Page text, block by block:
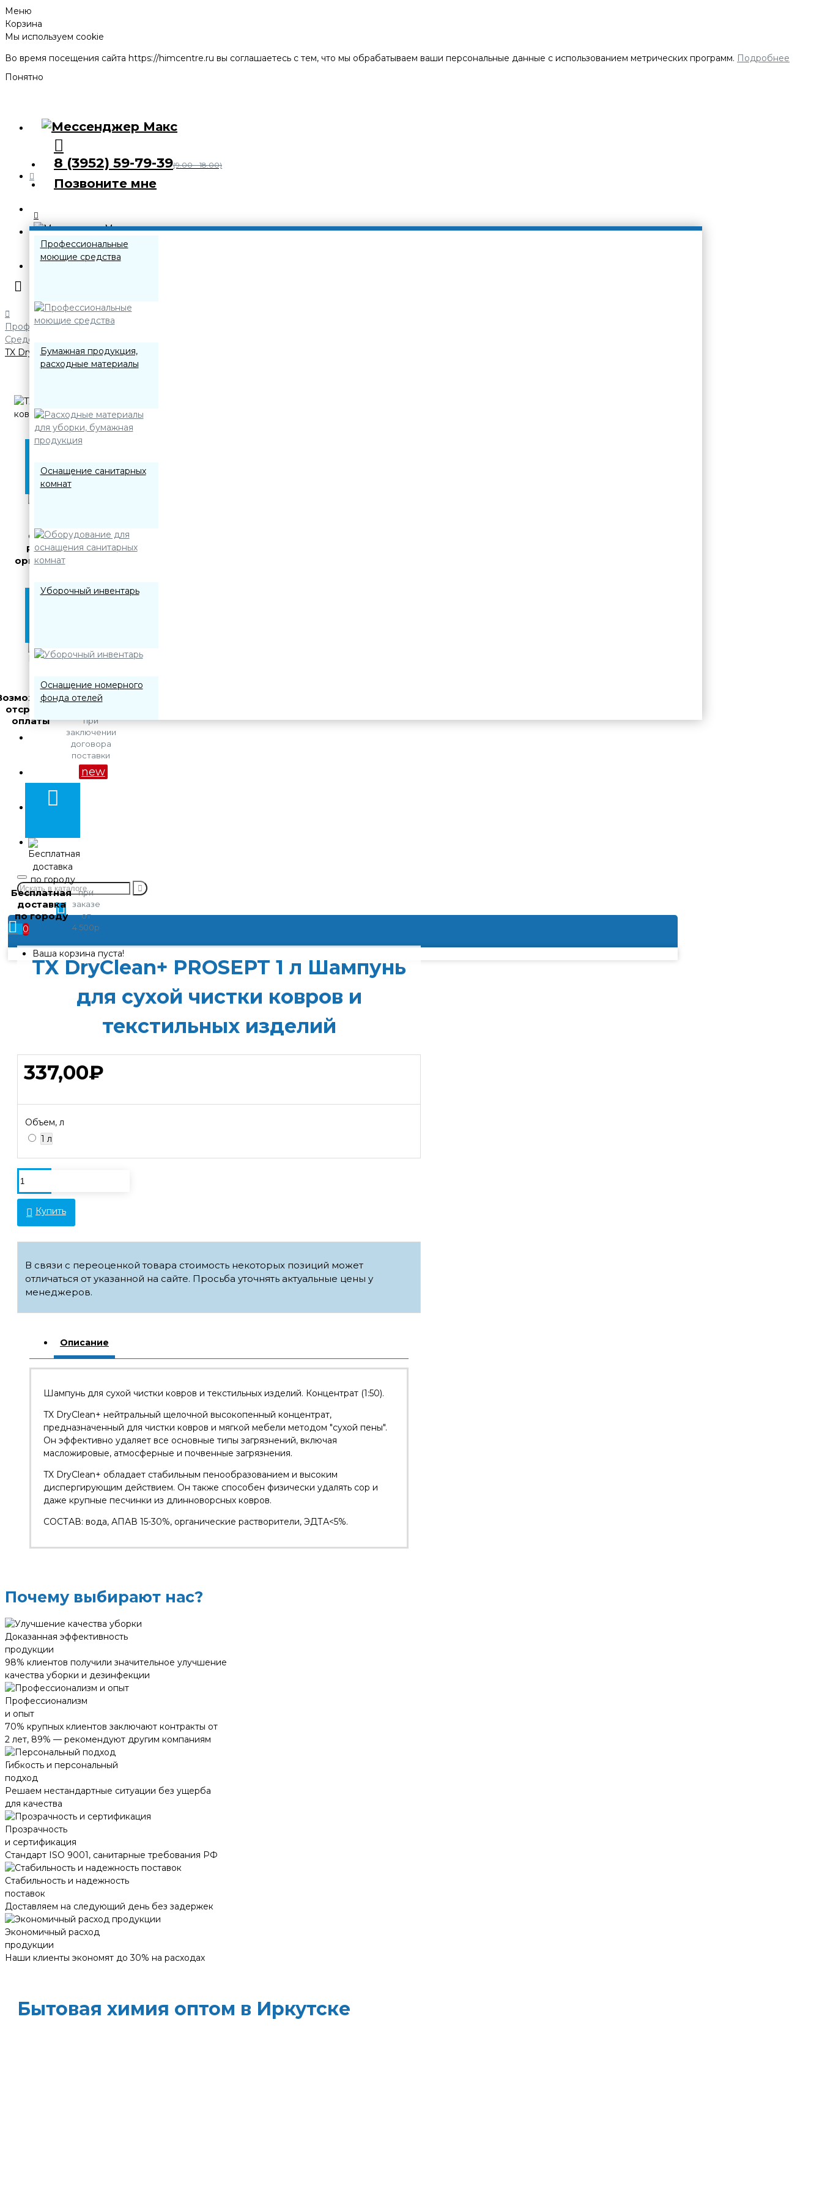
Меню
Корзина
Мы используем cookie
Во время посещения сайта https://himcentre.ru вы соглашаетесь с тем, что мы обрабатываем ваши персональные данные с использованием метрических программ. Подробнее
Понятно
8 (3952) 59-79-39(9.00 - 18.00)
Позвоните мне
Профессиональные
моющие средства
Бумажная продукция,
расходные материалы
Оснащение санитарных
комнат
Уборочный инвентарь
Оснащение номерного
фонда отелей
Дозирующие системы
О компании
new
Оплата и доставка
Контакты
Личный
кабинет
0
Ваша корзина пуста!
8 (3952) 59-79-39
Профессиональные моющие средства
Средства для чистки ковров и текстильных изделий
TX DryClean+ PROSEPT 1 л Шампунь для сухой чистки ковров и текстильных изделий
Работаем с
организациями
отсрочки
оплаты
для
при
заключении
договора
поставки
Бесплатная
доставка
по городу
при
заказе
от
4 500р
TX DryClean+ PROSEPT 1 л Шампунь
для сухой чистки ковров и
текстильных изделий
337,00₽
Объем, л
1 л
Купить
В связи с переоценкой товара стоимость некоторых позиций может
отличаться от указанной на сайте. Просьба уточнять актуальные цены у
менеджеров.
Описание
Шампунь для сухой чистки ковров и текстильных изделий. Концентрат (1:50).
TX DryClean+ нейтральный щелочной высокопенный концентрат,
предназначенный для чистки ковров и мягкой мебели методом "сухой пены".
Он эффективно удаляет все основные типы загрязнений, включая
масложировые, атмосферные и почвенные загрязнения.
TX DryClean+ обладает стабильным пенообразованием и высоким
диспергирующим действием. Он также способен физически удалять сор и
даже крупные песчинки из длинноворсных ковров.
СОСТАВ: вода, АПАВ 15-30%, органические растворители, ЭДТА<5%.
Почему выбирают нас?
Доказанная эффективность
продукции
98% клиентов получили значительное улучшение
качества уборки и дезинфекции
Профессионализм
и опыт
70% крупных клиентов заключают контракты от
2 лет, 89% — рекомендуют другим компаниям
Гибкость и персональный
подход
Решаем нестандартные ситуации без ущерба
для качества
Прозрачность
и сертификация
Стандарт ISO 9001, санитарные требования РФ
Стабильность и надежность
поставок
Доставляем на следующий день без задержек
Экономичный расход
продукции
Наши клиенты экономят до 30% на расходах
Бытовая химия оптом в Иркутске